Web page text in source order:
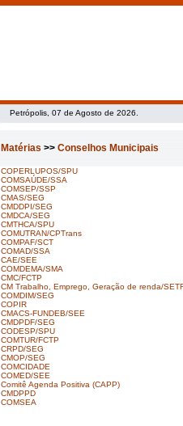
Petrópolis, 07 de Agosto de 2026.
Matérias >> Conselhos Municipais
COPERLUPOS/SPU
COMSAÚDE/SSA
COMSEP/SSP
CMAS/SEG
CMDDPI/SEG
CMDCA/SEG
CMTHCA/SPU
COMUTRAN/CPTrans
COMPAF/SCT
COMAD/SSA
CAE/SEE
COMDEMA/SMA
CMC/FCTP
CM Trabalho, Emprego, Geração de renda/
COMDIM/SEG
COPIR
CMACS-FUNDEB/SEE
CMDPDF/SEG
CODESP/SPU
COMTUR/FCTP
CRPD/SEG
CMOP/SEG
COMCIDADE
COMED/SEE
Comitê Agenda Positiva (CAPP)
CMDPPD
COMSEA